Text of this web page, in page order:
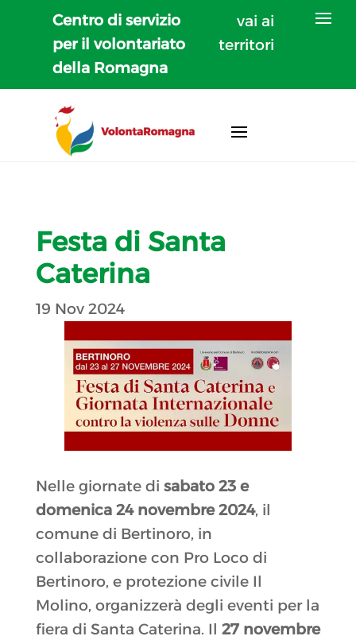
Centro di servizio
per il volontariato
della Romagna
vai ai
territori
Festa di Santa
Caterina
19 Nov 2024
Nelle giornate di sabato 23 e
domenica 24 novembre 2024, il
comune di Bertinoro, in
collaborazione con Pro Loco di
Bertinoro, e protezione civile Il
Molino, organizzerà degli eventi per la
fiera di Santa Caterina. Il 27 novembre